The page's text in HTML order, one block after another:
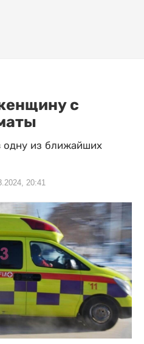
с
из ближайших
20:41